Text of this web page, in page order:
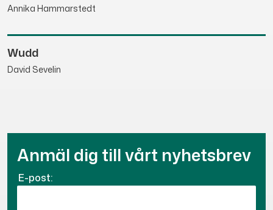
Annika Hammarstedt
Wudd
David Sevelin
Anmäl dig till vårt nyhetsbrev
E-post: